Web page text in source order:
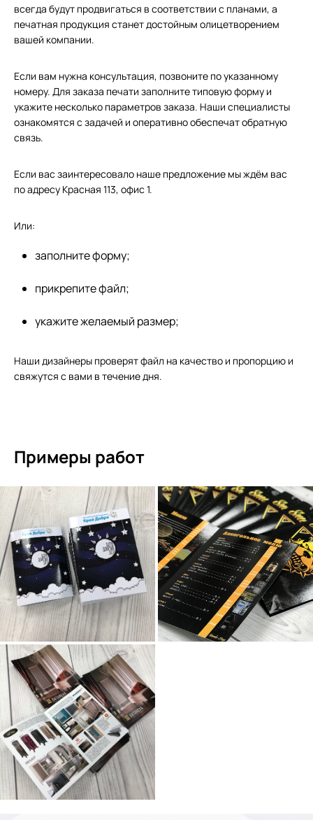
всегда будут продвигаться в соответствии с планами, а
печатная продукция станет достойным олицетворением
вашей компании.
Если вам нужна консультация, позвоните по указанному
номеру. Для заказа печати заполните типовую форму и
укажите несколько параметров заказа. Наши специалисты
ознакомятся с задачей и оперативно обеспечат обратную
связь.
Если вас заинтересовало наше предложение мы ждём вас
по адресу Красная 113, офис 1.
Или:
заполните форму;
прикрепите файл;
укажите желаемый размер;
Наши дизайнеры проверят файл на качество и пропорцию и
свяжутся с вами в течение дня.
Примеры работ